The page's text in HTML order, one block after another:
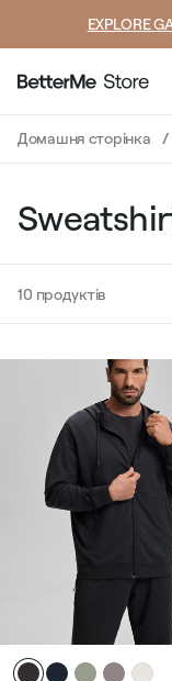
Домашня сторінка
10 продуктів